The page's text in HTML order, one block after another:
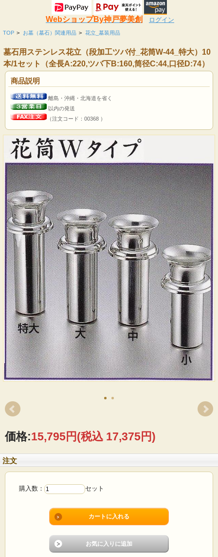
WebショップBy神戸夢美創 ログイン
TOP > お墓（墓石）関連用品 > 花立_墓装用品
墓石用ステンレス花立（段加工ツバ付_花筒W-44_特大）10
本/1セット（全長A:220,ツバ下B:160,筒径C:44,口径D:74）
商品説明
離島・沖縄・北海道を省く
以内の発送
（注文コード：00368 ）
価格:15,795円(税込 17,375円)
注文
購入数： セット